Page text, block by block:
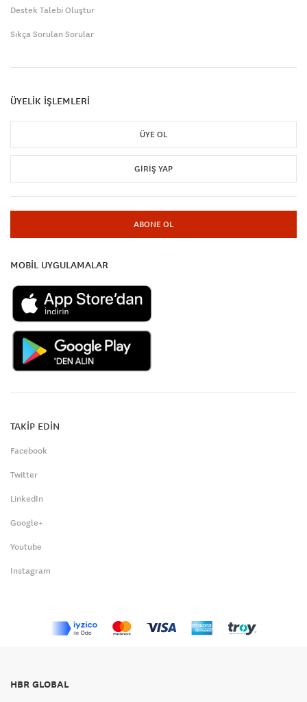
Destek Talebi Oluştur
Sıkça Sorulan Sorular
ÜYELİK İŞLEMLERİ
ÜYE OL
GIRIŞ YAP
ABONE OL
MOBİL UYGULAMALAR
TAKİP EDİN
Facebook
Twitter
LinkedIn
Google+
Youtube
Instagram
HBR GLOBAL